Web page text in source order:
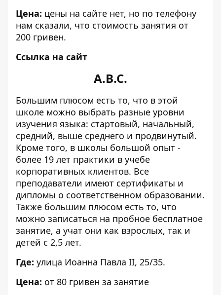
Цена: цены на сайте нет, но по телефону
нам сказали, что стоимость занятия от
200 гривен.
Ссылка на сайт
A.B.C.
Большим плюсом есть то, что в этой
школе можно выбрать разные уровни
изучения языка: стартовый, начальный,
средний, выше среднего и продвинутый.
Кроме того, в школы большой опыт -
более 19 лет практики в учебе
корпоративных клиентов. Все
преподаватели имеют сертификаты и
дипломы о соответственном образовании.
Также большим плюсом есть то, что
можно записаться на пробное бесплатное
занятие, а учат они как взрослых, так и
детей с 2,5 лет.
Где: улица Иоанна Павла ІІ, 25/35.
Цена: от 80 гривен за занятие